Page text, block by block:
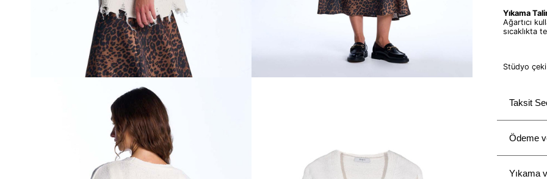
Yıkama
Ağartıcı
sıcaklıkta
Stüdyo
Taksit
Ödeme
Yıkama